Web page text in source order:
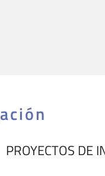
PROYECTOS DE